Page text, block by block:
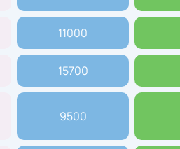
11000
15700
9500